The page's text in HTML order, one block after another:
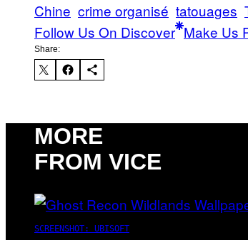
Chine crime organisé tatouages
Follow Us On Discover Make Us
Share:
MORE
FROM VICE
SCREENSHOT: UBISOFT